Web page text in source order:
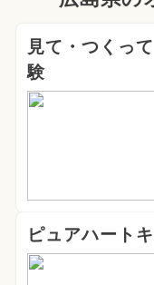
見て・つくっ
験
ピュアハート